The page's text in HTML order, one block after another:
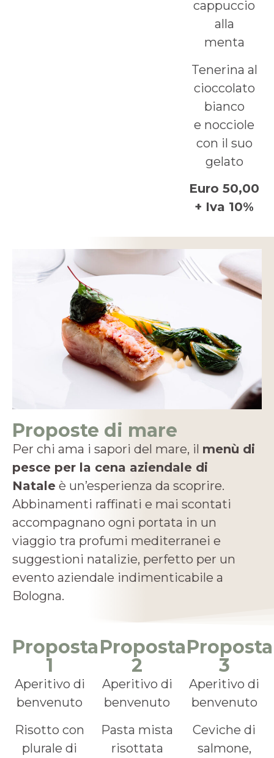
cappuccio
alla
menta
Tenerina al
cioccolato
bianco
e nocciole
con il suo
gelato
Euro 50,00
+ Iva 10%
Proposte di mare
Per chi ama i sapori del mare, il menù di
pesce per la cena aziendale di
Natale è un’esperienza da scoprire.
Abbinamenti raffinati e mai scontati
accompagnano ogni portata in un
viaggio tra profumi mediterranei e
suggestioni natalizie, perfetto per un
evento aziendale indimenticabile a
Bologna.
Proposta
1
Aperitivo di
benvenuto
Risotto con
plurale di
Proposta
2
Aperitivo di
benvenuto
Pasta mista
risottata
Proposta
3
Aperitivo di
benvenuto
Ceviche di
salmone,